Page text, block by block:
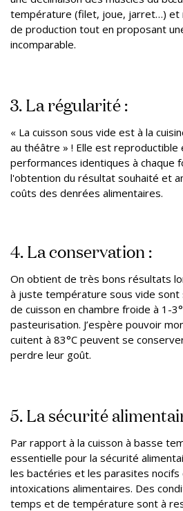
température (filet, joue, jarret…) et
de production tout en proposant
incomparable.
3. La régularité :
« La cuisson sous vide est à la
au théâtre » ! Elle est
performances identiques à chaque
l'obtention du résultat souhaité et
coûts des denrées alimentaires.
4. La conservation :
On obtient de très bons résultats
à juste température sous vide sont
de cuisson en chambre froide à 1-
pasteurisation. J’espère pouvoir
cuitent à 83°C peuvent se
perdre leur goût.
5. La sécurité
Par rapport à la cuisson à basse
essentielle pour la sécurité
les bactéries et les parasites nocifs
intoxications alimentaires. Des
temps et de température sont à